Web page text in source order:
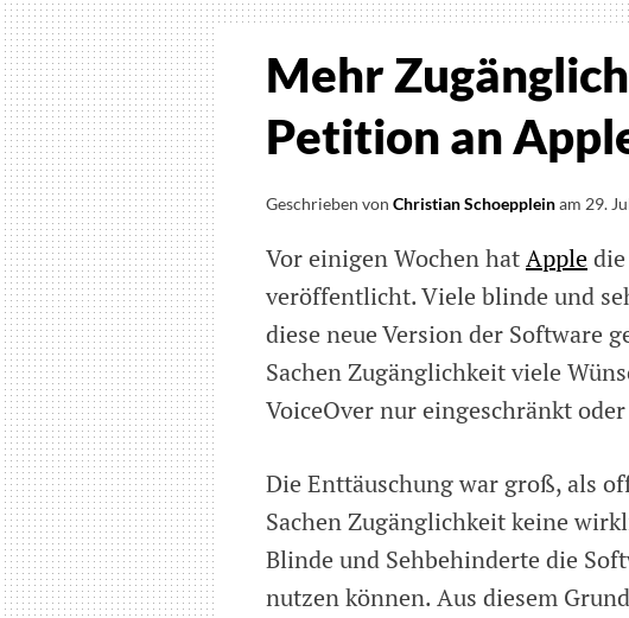
Verwendung
Captchas
Internet
Mehr
Petition an
Geschrieben von Christian Schoeppleinam 29.
Vor einigen Wochen hatApple
veröffentlicht. Viele blinde und
diese neue Version der Software
Sachen Zugänglichkeit viele
VoiceOver nur eingeschränkt
Die Enttäuschung war groß, als
Sachen Zugänglichkeit keine
Blinde und Sehbehinderte die
nutzen können. Aus diesem